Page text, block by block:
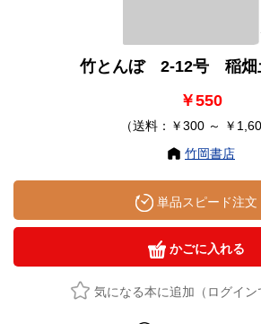
竹とんぼ 2-12号 稲畑
￥550
（送料：￥300 ～ ￥
竹岡書店
単品スピード注文
かごに入れる
気になる本に追加（ログイン